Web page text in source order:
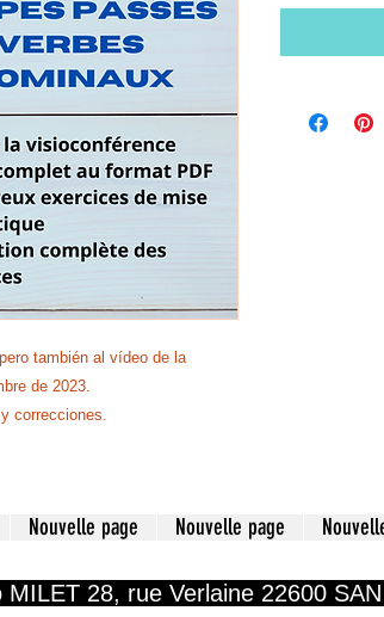
también al vídeo de la
de 2023.
correcciones.
Nouvelle page Nouvelle page
28, rue Verlaine 22600